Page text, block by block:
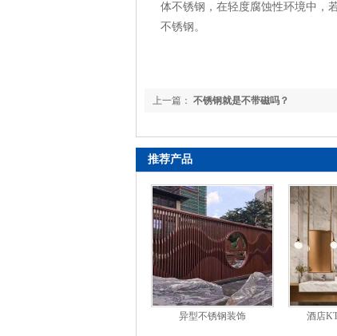
体不锈钢，在轻度腐蚀性环境中，
不锈钢。
上一篇： 不锈钢就是不带磁吗？
推荐产品
异型不锈钢装饰 酒店